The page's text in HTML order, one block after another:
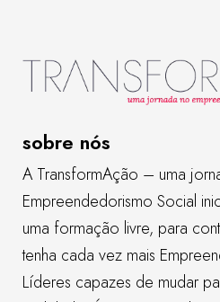
sobre nós
A TransformAção – uma
Empreendedorismo Social
uma formação livre, para
tenha cada vez mais
Líderes capazes de mudar